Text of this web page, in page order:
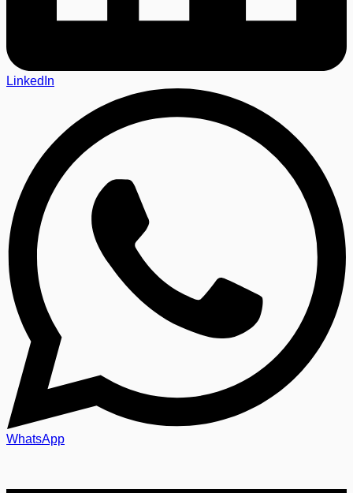
LinkedIn
WhatsApp